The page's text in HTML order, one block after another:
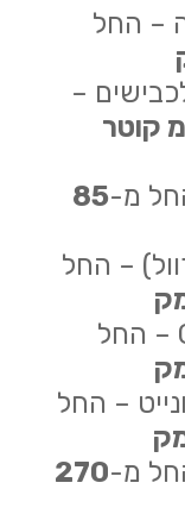
– החל
–
קוטר
מ-85
– החל
קידוח כלונסאות CFA – החל
– החל
מ-270